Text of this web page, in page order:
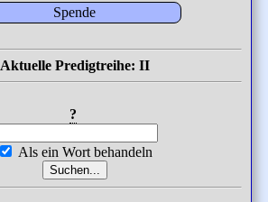
Spende
Aktuelle Predigtreihe: II
?
Als ein Wort behandeln